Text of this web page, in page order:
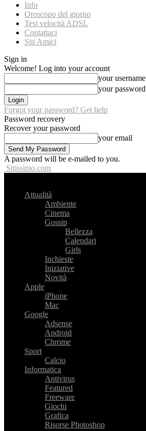
Info
Oroscopo del giorno
Test velocità ADSL
Contattaci
Siti Amici
Sign in
Welcome! Log into your account
your username
your password
Forgot your password? Get help
Password recovery
Recover your password
your email
A password will be e-mailed to you.
Sitissimo.com
Attualità
Ambiente
Cinema
Gossip
Bellezza
Calendari
Girls
Inchieste
Iniziative
Novità
Apple
iPhone
Mac
Google
Adsense
Android
Chrome
Sport
Calcio
Informatica
Antivirus
Featured
Freeware
Giochi
Grafica
Risorse Photoshop